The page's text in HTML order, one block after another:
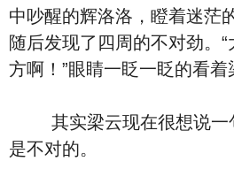
中吵醒的辉洛洛，瞪着迷茫
随后发现了四周的不对劲。
方啊！”眼睛一眨一眨的看着
其实梁云现在很想说一
是不对的。